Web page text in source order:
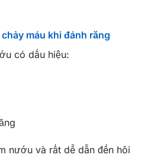
máu khi đánh răng
có dấu hiệu:
nướu và rất dễ dẫn đến hôi